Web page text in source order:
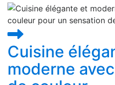
Cuisine
moderne